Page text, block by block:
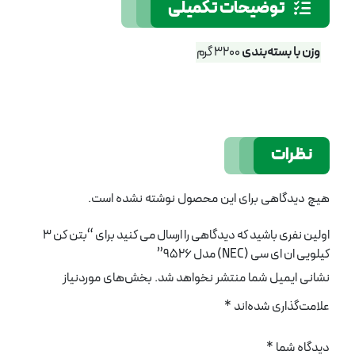
توضیحات تکمیلی
وزن با بسته‌بندی3200 گرم
نظرات
هیچ دیدگاهی برای این محصول نوشته نشده است.
اولین نفری باشید که دیدگاهی را ارسال می کنید برای “بتن کن 3
کیلویی ان ای سی (NEC) مدل 9526”
نشانی ایمیل شما منتشر نخواهد شد. بخش‌های موردنیاز
علامت‌گذاری شده‌اند *
دیدگاه شما *